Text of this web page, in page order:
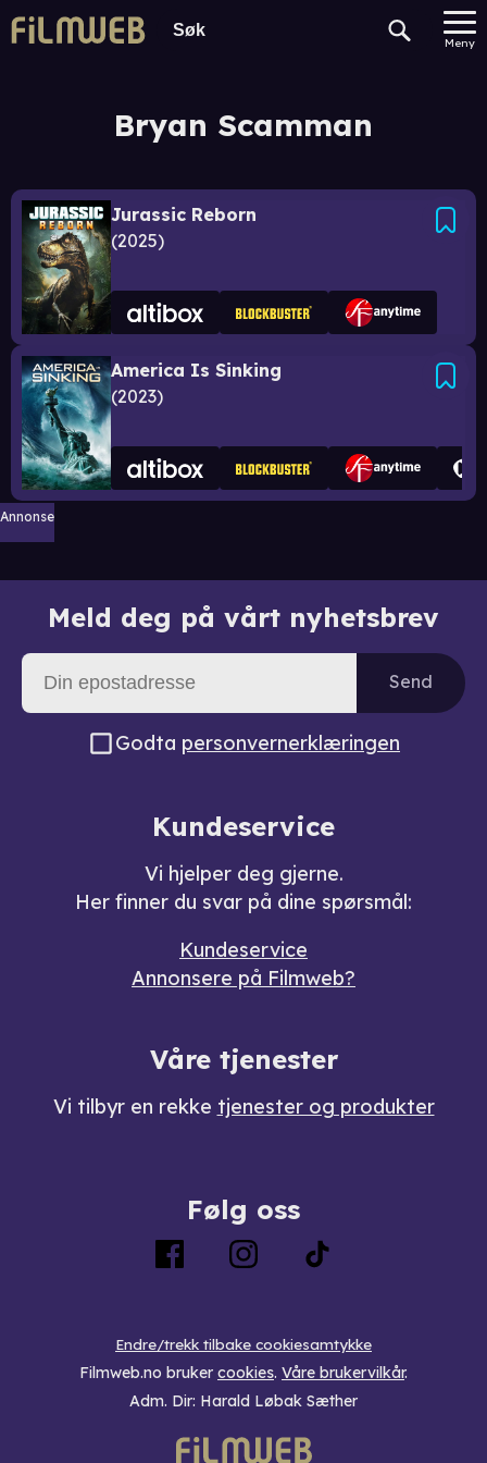
Meny
Bryan Scamman
Jurassic Reborn
2025
America Is Sinking
2023
Annonse
Meld deg på vårt nyhetsbrev
Send
Godta personvernerklæringen
Kundeservice
Vi hjelper deg gjerne.
Her finner du svar på dine spørsmål:
Kundeservice
Annonsere på Filmweb?
Våre tjenester
Vi tilbyr en rekke tjenester og produkter
Følg oss
Endre/trekk tilbake cookiesamtykke
Filmweb.no bruker cookies. Våre brukervilkår.
Adm. Dir: Harald Løbak Sæther